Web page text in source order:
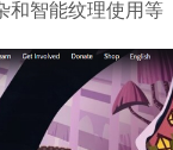
和智能纹理使用等